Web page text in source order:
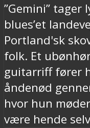
”Gemini”
blues’et
Portland'sk
folk. Et
guitarriff fører
åndenød
hvor hun
være hende